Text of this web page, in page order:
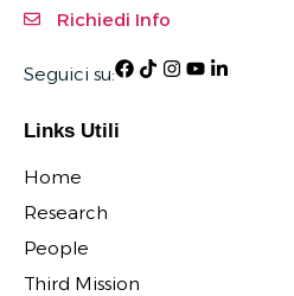
Richiedi Info
Seguici su:
Links Utili
Home
Research
People
Third Mission